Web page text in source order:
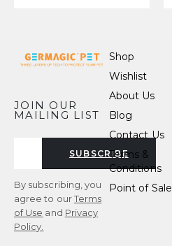
JOIN OUR
MAILING LIST
SUBSCRIBE
By subscribing, you
agree to ourTerms
of Use and Privacy
Policy.
Shop
Wishlist
About Us
Blog
Contact Us
Terms &
Conditions
Point of Sale